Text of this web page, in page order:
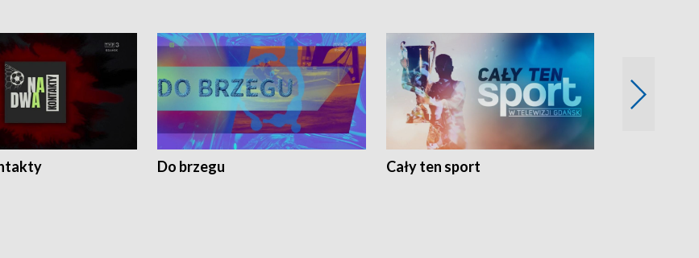
Do brzegu Cały ten sport